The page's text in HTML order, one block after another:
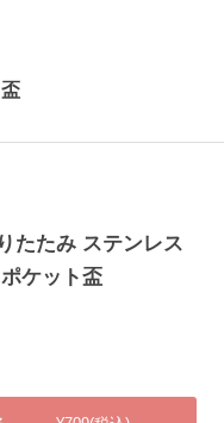
たたみ ステンレス
ケット盃